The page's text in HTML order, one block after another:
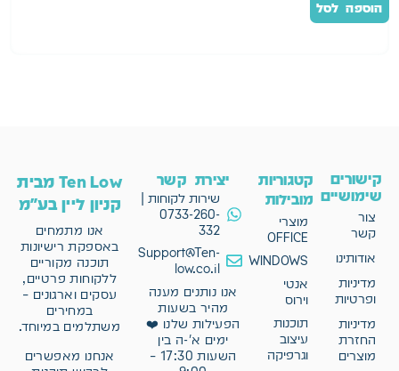
הוספה לסל
קישורים
שימושיים
צור
קשר
אודותינו
מדיניות
ופרטיות
מדיניות
החזרת
מוצרים
קטגוריות
מובילות
מוצרי
OFFICE
WINDOWS
אנטי
וירוס
תוכנות
עיצוב
וגרפיקה
יצירת קשר
שירות לקוחות |
0733-260-
332
Support@Ten-
low.co.il
אנו נותנים מענה
מהיר בשעות
הפעילות שלנו ❤️
ימים א'-ה בין
השעות 17:30 –
Ten Low מבית
קניון ליין בע"מ
אנו מתמחים
באספקת רישיונות
תוכנה מקוריים
ללקוחות פרטיים,
עסקים וארגונים –
במחירים
משתלמים במיוחד.
אנחנו מאפשרים